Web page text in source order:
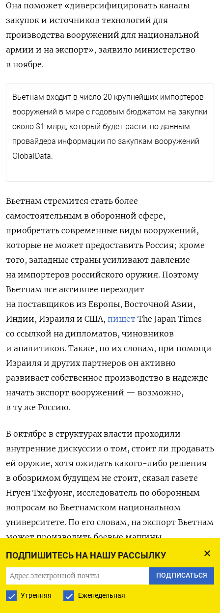
ПОДПИШИТЕСЬ НА НАШУ РАССЫЛКУ
ПОДПИСАТЬСЯ
Утренняя Еженедельная
Она поможет «диверсифицировать каналы
закупок и источников технологий для
производства вооружений для национальной
армии и на экспорт», заявило министерство
в ноябре.
Вьетнам входит в число 20 крупнейших импортеров
вооружений в мире с годовым бюджетом на закупки
около $1 млрд, который будет расти, по данным
провайдера информации по закупкам вооружений
GlobalData.
Вьетнам стремится стать более
самостоятельным в оборонной сфере,
приобретать современные виды вооружений,
которые не может предоставить Россия; кроме
того, западные страны усиливают давление
на импортеров российского оружия. Поэтому
Вьетнам все активнее переходит
на поставщиков из Европы, Восточной Азии,
Индии, Израиля и США, пишет The Japan Times
со ссылкой на дипломатов, чиновников
и аналитиков. Также, по их словам, при помощи
Израиля и других партнеров он активно
развивает собственное производство в надежде
начать экспорт вооружений — возможно,
в ту же Россию.
В октябре в структурах власти проходили
внутренние дискуссии о том, стоит ли продавать
ей оружие, хотя ожидать какого-либо решения
в обозримом будущем не стоит, сказал газете
Нгуен Тхефуонг, исследователь по оборонным
вопросам во Вьетнамском национальном
университете. По его словам, на экспорт Вьетнам
может производить боевые машины,
противотанковые ракеты, гранатометы,
автоматы.
Между тем из-за войны в Украине